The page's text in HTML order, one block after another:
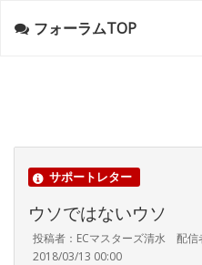
フォーラムTOP
サポートレター
ウソではないウソ
投稿者：ECマスターズ清水 配信
2018/03/13 00:00